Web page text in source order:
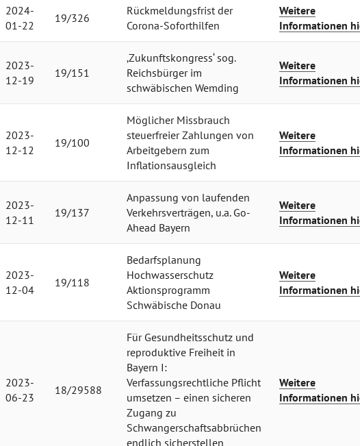
2024-
01-22
19/326
Rückmeldungsfrist der
Corona-Soforthilfen
Weitere
Informationen
2023-
12-19
19/151
‚Zukunftskongress‘ sog.
Reichsbürger im
schwäbischen Wemding
Weitere
Informationen
2023-
12-12
19/100
Möglicher Missbrauch
steuerfreier Zahlungen von
Arbeitgebern zum
Inflationsausgleich
Weitere
Informationen
2023-
12-11
19/137
Anpassung von laufenden
Verkehrsverträgen, u.a. Go-
Ahead Bayern
Weitere
Informationen
2023-
12-04
19/118
Bedarfsplanung
Hochwasserschutz
Aktionsprogramm
Schwäbische Donau
Weitere
Informationen
2023-
06-23
18/29588
Für Gesundheitsschutz und
reproduktive Freiheit in
Bayern I:
Verfassungsrechtliche Pflicht
umsetzen – einen sicheren
Zugang zu
Schwangerschaftsabbrüchen
endlich sicherstellen
Weitere
Informationen